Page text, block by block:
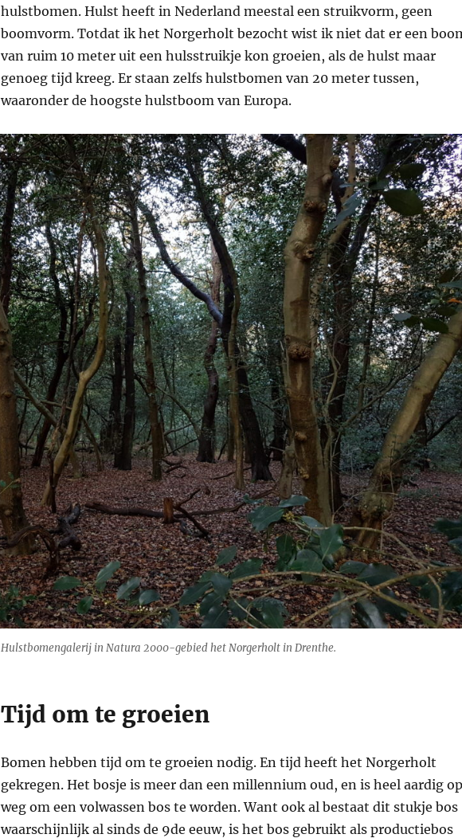
hulstbomen. Hulst heeft in Nederland meestal een struikvorm, geen
boomvorm. Totdat ik het Norgerholt bezocht wist ik niet dat er een
van ruim 10 meter uit een hulsstruikje kon groeien, als de hulst maar
genoeg tijd kreeg. Er staan zelfs hulstbomen van 20 meter tussen,
waaronder de hoogste hulstboom van Europa.
Hulstbomengalerij in Natura 2000-gebied het Norgerholt in Drenthe.
Tijd om te groeien
Bomen hebben tijd om te groeien nodig. En tijd heeft het Norgerholt
gekregen. Het bosje is meer dan een millennium oud, en is heel aardig op
weg om een volwassen bos te worden. Want ook al bestaat dit stukje bos
waarschijnlijk al sinds de 9de eeuw, is het bos gebruikt als productiebos